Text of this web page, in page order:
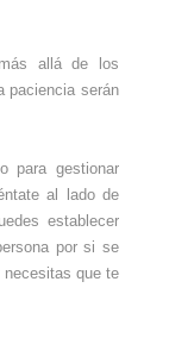
allá de los
paciencia serán
para gestionar
al lado de
establecer
por si se
que te